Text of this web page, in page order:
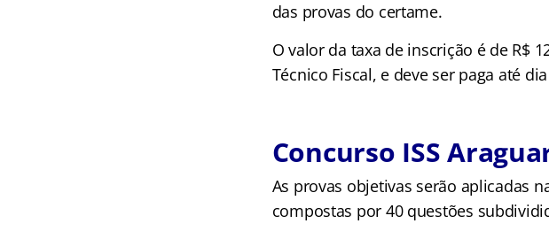
das provas do certame.
O valor da taxa de inscrição é de R$
Técnico Fiscal, e deve ser paga até
Concurso ISS
As provas objetivas serão aplicadas
compostas por 40 questões